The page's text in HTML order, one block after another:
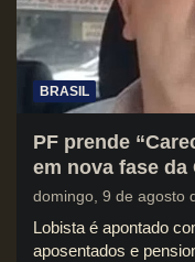
BRASIL
PF prende
em nova fase da
domingo, 9 de agosto
Lobista é apontado
aposentados e